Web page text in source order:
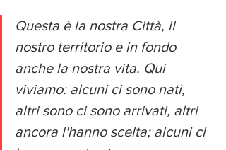
Questa è la nostra Città, il
nostro territorio e in fondo
anche la nostra vita. Qui
viviamo: alcuni ci sono nati,
altri sono ci sono arrivati, altri
ancora l'hanno scelta; alcuni ci